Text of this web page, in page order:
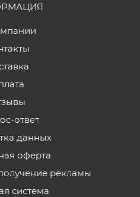
ответ
данных
оферта
рекламы
система